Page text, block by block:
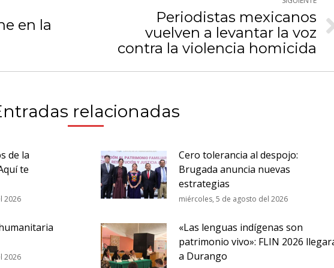
en la
Publicación
siguiente:
Periodistas mexicanos
vuelven a levantar la voz
contra la violencia homicida
relacionadas
de la
te
2026
Cero tolerancia al despojo:
Brugada anuncia nuevas
estrategias
miércoles, 5 de agosto del 2026
2026
«Las lenguas indígenas son
patrimonio vivo»: FLIN 2026
a Durango